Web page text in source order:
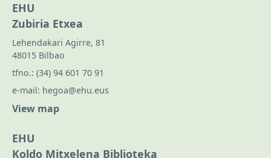
EHU
Zubiria Etxea
Lehendakari Agirre, 81
48015 Bilbao
tfno.: (34) 94 601 70 91
e-mail: hegoa@ehu.eus
View map
EHU
Koldo Mitxelena Biblioteka